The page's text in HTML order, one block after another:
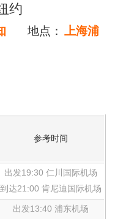
约
地点： 上海浦
参考时间
出发19:30 仁川国际机场
到达21:00 肯尼迪国际机场
出发13:40 浦东机场